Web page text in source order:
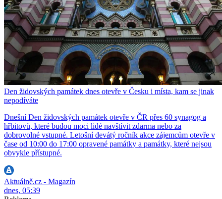
Den židovských památek dnes otevře v Česku i místa, kam se jinak
nepodíváte
Dnešní Den židovských památek otevře v ČR přes 60 synagog a
hřbitovů, které budou moci lidé navštívit zdarma nebo za
dobrovolné vstupné. Letošní devátý ročník akce zájemcům otevře v
čase od 10:00 do 17:00 opravené památky a památky, které nejsou
obvykle přístupné.
Aktuálně.cz - Magazín
dnes, 05:39